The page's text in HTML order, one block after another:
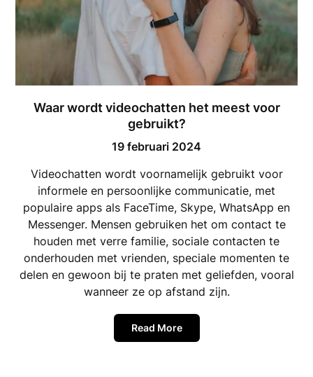
Waar wordt videochatten het meest voor
gebruikt?
19 februari 2024
Videochatten wordt voornamelijk gebruikt voor
informele en persoonlijke communicatie, met
populaire apps als FaceTime, Skype, WhatsApp en
Messenger. Mensen gebruiken het om contact te
houden met verre familie, sociale contacten te
onderhouden met vrienden, speciale momenten te
delen en gewoon bij te praten met geliefden, vooral
wanneer ze op afstand zijn.
Read More